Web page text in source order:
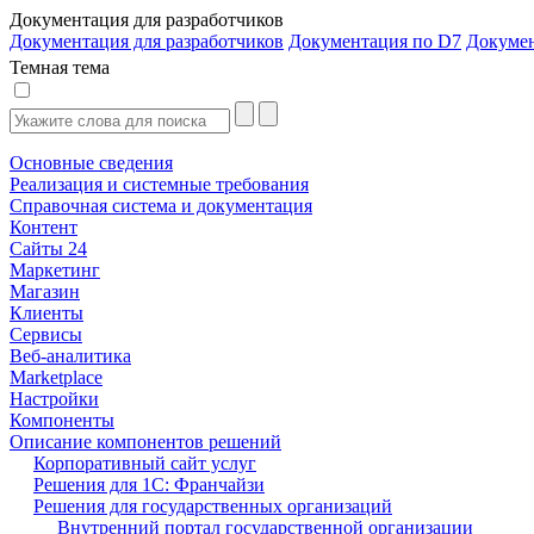
Документация для разработчиков
Документация для разработчиков Документация по D7
Темная тема
Основные сведения
Реализация и системные требования
Справочная система и документация
Контент
Сайты 24
Маркетинг
Магазин
Клиенты
Сервисы
Веб-аналитика
Marketplace
Настройки
Компоненты
Описание компонентов решений
Корпоративный сайт услуг
Решения для 1С: Франчайзи
Решения для государственных организаций
Внутренний портал государственной организации